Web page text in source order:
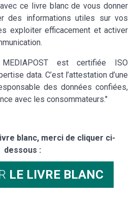
ce livre blanc de vous donner
des informations utiles sur vos
exploiter efficacement et activer
MEDIAPOST est certifiée ISO
data. C’est l’attestation d’une
des données confiées,
avec les consommateurs."
blanc, merci de cliquer ci-
dessous :
LE LIVRE BLANC